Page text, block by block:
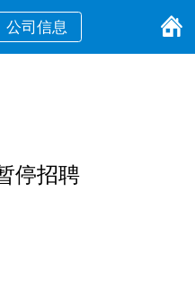
公司信息
停招聘